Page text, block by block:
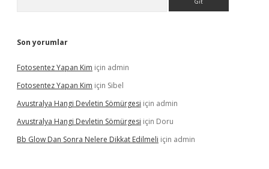
Son yorumlar
Fotosentez Yapan Kim için admin
Fotosentez Yapan Kim için Sibel
Avustralya Hangi Devletin Sömürgesi için admin
Avustralya Hangi Devletin Sömürgesi için Doru
Bb Glow Dan Sonra Nelere Dikkat Edilmeli için admin